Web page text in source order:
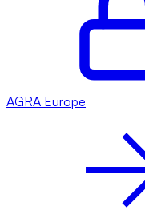
AGRA Europe